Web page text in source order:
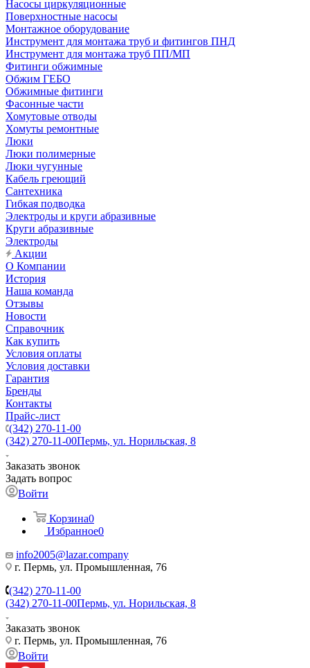
Насосы циркуляционные
Поверхностные насосы
Монтажное оборудование
Инструмент для монтажа труб и фитингов ПНД
Инструмент для монтажа труб ПП/МП
Фитинги обжимные
Обжим ГЕБО
Обжимные фитинги
Фасонные части
Хомутовые отводы
Хомуты ремонтные
Люки
Люки полимерные
Люки чугунные
Кабель греющий
Сантехника
Гибкая подводка
Электроды и круги абразивные
Круги абразивные
Электроды
Акции
О Компании
История
Наша команда
Отзывы
Новости
Справочник
Как купить
Условия оплаты
Условия доставки
Гарантия
Бренды
Контакты
Прайс-лист
(342) 270-11-00
(342) 270-11-00Пермь, ул. Норильская, 8
Заказать звонок
Задать вопрос
Войти
Корзина0
Избранное0
info2005@lazar.company
г. Пермь, ул. Промышленная, 76
(342) 270-11-00
(342) 270-11-00Пермь, ул. Норильская, 8
Заказать звонок
г. Пермь, ул. Промышленная, 76
Войти